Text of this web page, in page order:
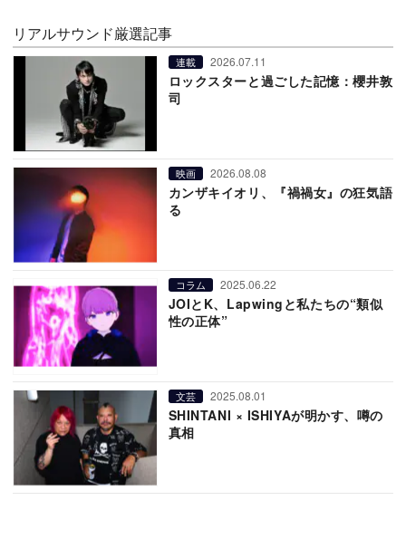
リアルサウンド厳選記事
連載 2026.07.11
ロックスターと過ごした記憶：櫻井敦
司
映画 2026.08.08
カンザキイオリ、『禍禍女』の狂気語
る
コラム 2025.06.22
JOIとK、Lapwingと私たちの“類似
性の正体”
文芸 2025.08.01
SHINTANI × ISHIYAが明かす、噂の
真相